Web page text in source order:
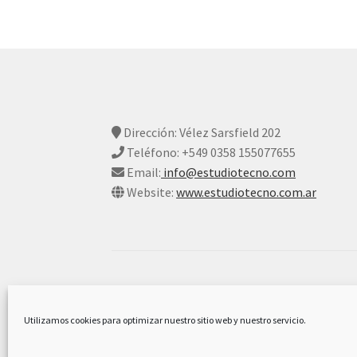
Utilizamos cookies para optimizar nuestro sitio web y nuestro servicio.
Dirección: Vélez Sarsfield 202
Teléfono: +549 0358 155077655
Email: info@estudiotecno.com
Website:www.estudiotecno.com.ar
Declaración De Privacidad Y Cookies